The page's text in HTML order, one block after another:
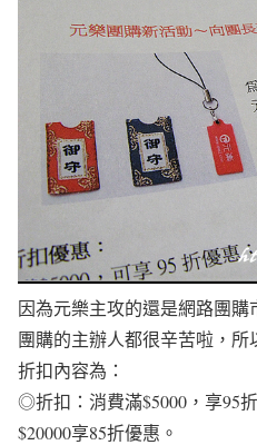
因為元樂主攻的還是網路團購
團購的主辦人都很辛苦啦，所
折扣內容為：
◎折扣：消費滿$5000 ，享95
$20000享85折優惠。